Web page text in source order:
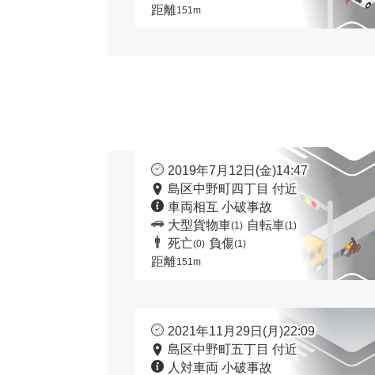
距離151m
2019年7月12日(金)14:47
島区中野町四丁目 付近
車両相互 小破事故
大型貨物車(1) 自転車(1)
死亡(0) 負傷(1)
距離151m
2021年11月29日(月)22:09
島区中野町五丁目 付近
人対車両 小破事故